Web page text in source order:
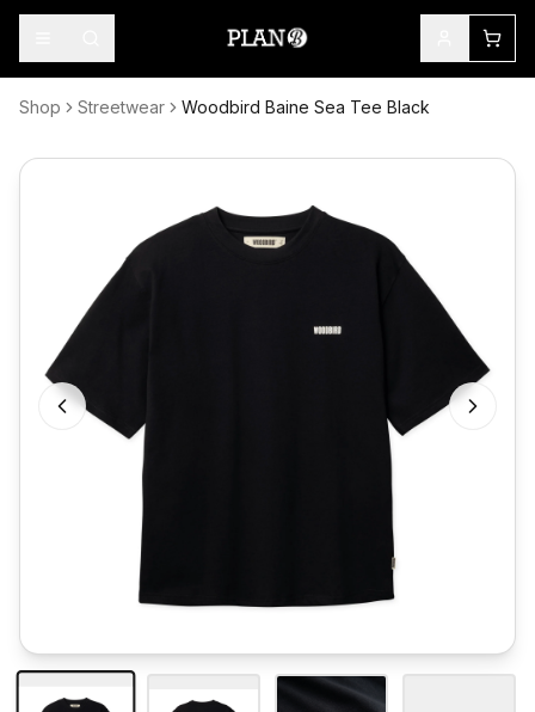
Shop Streetwear Woodbird Baine Sea Tee Black